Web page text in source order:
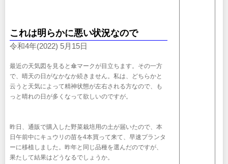
これは明らかに悪い状況なので
令和4年(2022) 5月15日
最近の天気図を見ると傘マークが目立ちます。その一方
で、晴天の日がなかなか続きません。私は、どちらかと
云うと天気によって精神状態が左右される方なので、も
っと晴れの日が多くなって欲しいのですが。
昨日、通販で購入した野菜栽培用の土が届いたので、本
日午前中にキュウリの苗を4本買って来て、早速プランタ
ーに移植しました。昨年と同じ品種を選んだのですが、
果たして結果はどうなるでしょうか。